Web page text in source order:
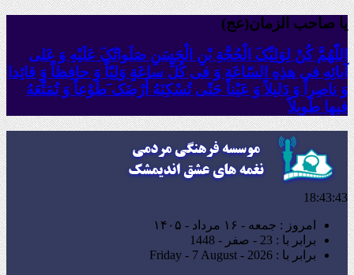
یا صاحب الزمان(عج)
اللّهُمَّ کُنْ لِوَلِیِّکَ الْحُجَّةِ بْنِ الْحَسَنِ صَلَواتُکَ عَلَیْهِ وَ عَلى
آبائِهِ فی هذِهِ السّاعَةِ وَ فی کُلِّ ساعَةٍ وَلِیّاً وَ حافِظاً وَ قائِدا
‏وَ ناصِراً وَ دَلیلاً وَ عَیْناً حَتّى تُسْکِنَهُ أَرْضَک َطَوْعاً وَ تُمَتِّعَهُ
فیها طَویلاً
18:43:44
امروز : جمعه - ۱۶ مرداد - ۱۴۰۵
برابر با : 23 - صفر - 1448
برابر با : Friday - 7 August - 2026